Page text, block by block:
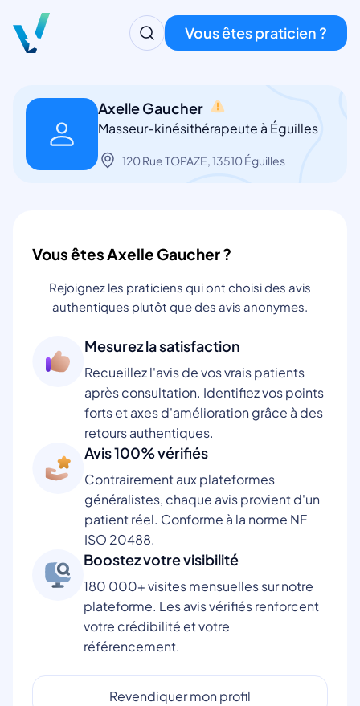
Vous êtes praticien ?
Axelle Gaucher
Masseur-kinésithérapeute à Éguilles
120 Rue TOPAZE, 13510 Éguilles
Vous êtes Axelle Gaucher ?
Rejoignez les praticiens qui ont choisi des avis
authentiques plutôt que des avis anonymes.
Mesurez la satisfaction
Recueillez l'avis de vos vrais patients
après consultation. Identifiez vos points
forts et axes d'amélioration grâce à des
retours authentiques.
Avis 100% vérifiés
Contrairement aux plateformes
généralistes, chaque avis provient d'un
patient réel. Conforme à la norme NF
ISO 20488.
Boostez votre visibilité
180 000+ visites mensuelles sur notre
plateforme. Les avis vérifiés renforcent
votre crédibilité et votre
référencement.
Revendiquer mon profil